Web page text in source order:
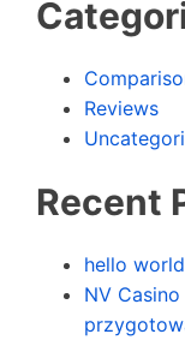
Reviews
Recent
hello world
NV